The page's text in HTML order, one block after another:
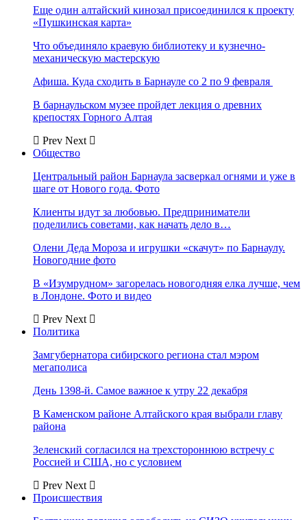
Еще один алтайский кинозал присоединился к проекту
«Пушкинская карта»
Что объединяло краевую библиотеку и кузнечно-
механическую мастерскую
Афиша. Куда сходить в Барнауле со 2 по 9 февраля
В барнаульском музее пройдет лекция о древних
крепостях Горного Алтая
Prev Next
Общество
Центральный район Барнаула засверкал огнями и уже в
шаге от Нового года. Фото
Клиенты идут за любовью. Предприниматели
поделились советами, как начать дело в…
Олени Деда Мороза и игрушки «скачут» по Барнаулу.
Новогодние фото
В «Изумрудном» загорелась новогодняя елка лучше, чем
в Лондоне. Фото и видео
Prev Next
Политика
Замгубернатора сибирского региона стал мэром
мегаполиса
День 1398-й. Самое важное к утру 22 декабря
В Каменском районе Алтайского края выбрали главу
района
Зеленский согласился на трехстороннюю встречу с
Россией и США, но с условием
Prev Next
Происшествия